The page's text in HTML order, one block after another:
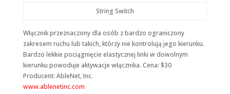
String Switch
Włącznik przeznaczony dla osób z bardzo ograniczony
zakresem ruchu lub takich, którzy nie kontrolują jego kierunku.
Bardzo lekkie pociągnięcie elastycznej linki w dowolnym
kierunku powoduje aktywacje włącznika. Cena: $30
Producent: AbleNet, Inc.
www.ablenetinc.com